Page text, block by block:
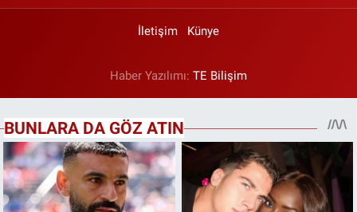
İletişim Künye
Haber Yazılımı: TE Bilişim